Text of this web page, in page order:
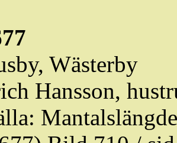
Wästerby
Hansson,